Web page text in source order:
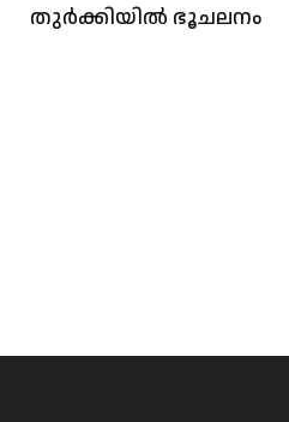
തുർക്കിയിൽ ഭൂചലനം